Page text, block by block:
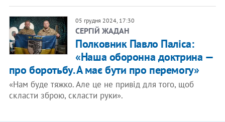
05 грудня 2024, 17:30
СЕРГІЙ ЖАДАН
Полковник Павло Паліса:
«Наша оборонна доктрина —
про боротьбу. А має бути про перемогу»
«Нам буде тяжко. Але це не привід для того, щоб
скласти зброю, скласти руки».